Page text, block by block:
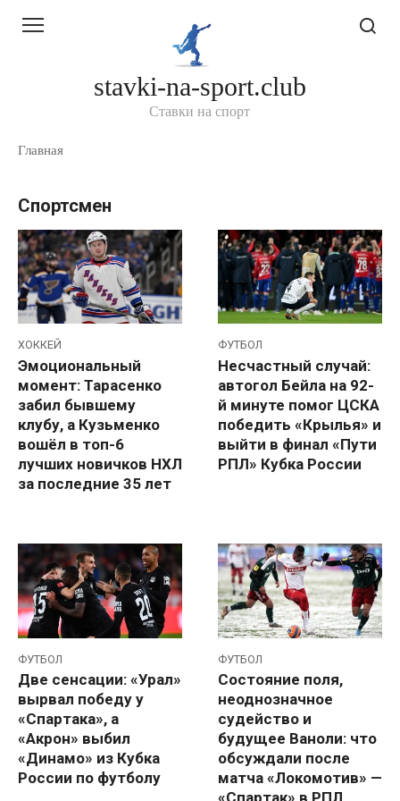
stavki-na-sport.club
Ставки на спорт
Главная
Спортсмен
ХОККЕЙ
Эмоциональный
момент: Тарасенко
забил бывшему
клубу, а Кузьменко
вошёл в топ-6
лучших новичков НХЛ
за последние 35 лет
ФУТБОЛ
Несчастный случай:
автогол Бейла на 92-
й минуте помог ЦСКА
победить «Крылья» и
выйти в финал «Пути
РПЛ» Кубка России
ФУТБОЛ
Две сенсации: «Урал»
вырвал победу у
«Спартака», а
«Акрон» выбил
«Динамо» из Кубка
России по футболу
ФУТБОЛ
Состояние поля,
неоднозначное
судейство и
будущее Ваноли: что
обсуждали после
матча «Локомотив» —